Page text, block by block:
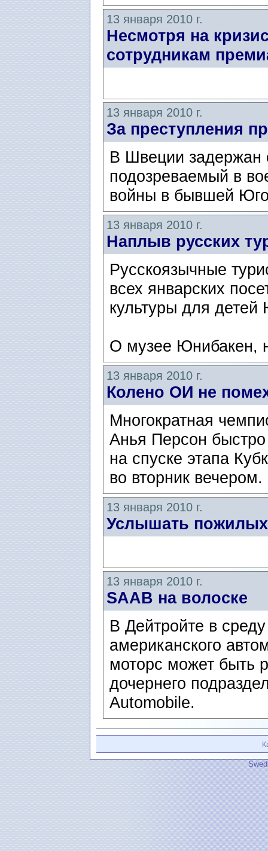
13 января 2010 г.
Несмотря на
сотрудникам
13 января 2010 г.
За преступления
В Швеции задержан
подозреваемый в
войны в бывшей
13 января 2010 г.
Наплыв русских
Русскоязычные
всех январских
культуры для
О музее Юнибакен,
13 января 2010 г.
Колено ОИ не
Многократная
Анья Персон
на спуске этапа
во вторник вечером.
13 января 2010 г.
Услышать пожилых
13 января 2010 г.
SAAB на волоске
В Дейтройте в
американского
моторс может быть
дочернего
Automobile.